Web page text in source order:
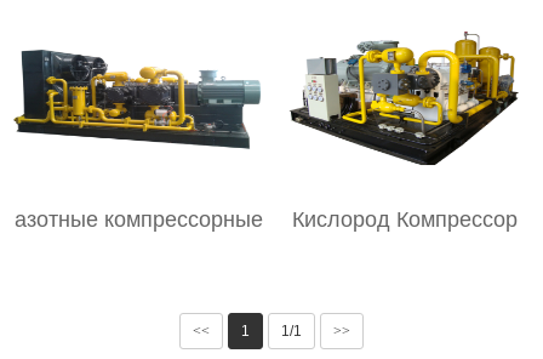
азотные компрессорные Кислород Компрессор
<< 1 1/1 >>